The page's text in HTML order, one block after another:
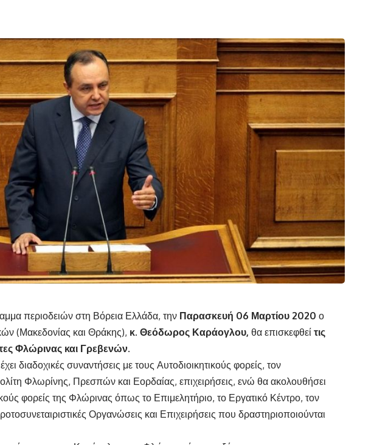
περιοδειών στη Βόρεια Ελλάδα, την Παρασκευή 06 Μαρτίου 2020 ο
(Μακεδονίας και Θράκης), κ. Θεόδωρος Καράογλου, θα επισκεφθεί τις
Φλώρινας και Γρεβενών.
διαδοχικές συναντήσεις με τους Αυτοδιοικητικούς φορείς, τον
Φλωρίνης, Πρεσπών και Εορδαίας, επιχειρήσεις, ενώ θα ακολουθήσει
φορείς της Φλώρινας όπως το Επιμελητήριο, το Εργατικό Κέντρο, τον
Οργανώσεις και Επιχειρήσεις που δραστηριοποιούνται